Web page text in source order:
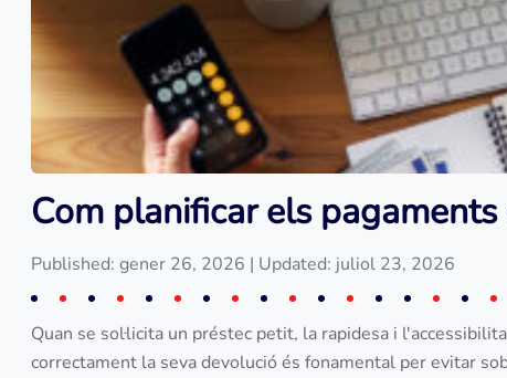
Com planificar els
Published: gener 26, 2026 | Updated: juliol 23, 2026
Quan se sol·licita un préstec petit, la rapidesa i
correctament la seva devolució és fonamental per evitar